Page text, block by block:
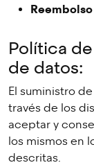
Reembolso
Política
de datos:
El suministro
través de los
aceptar y
los mismos en
descritas.